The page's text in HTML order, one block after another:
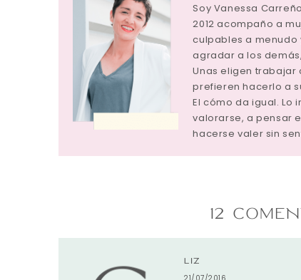
Soy Vanessa
2012 acompaño a
culpables a
agradar a los
Unas eligen trabajar
prefieren hacerlo a
El cómo da igual. Lo
valorarse, a pensar
hacerse valer sin
12
LIZ
21/07/2016